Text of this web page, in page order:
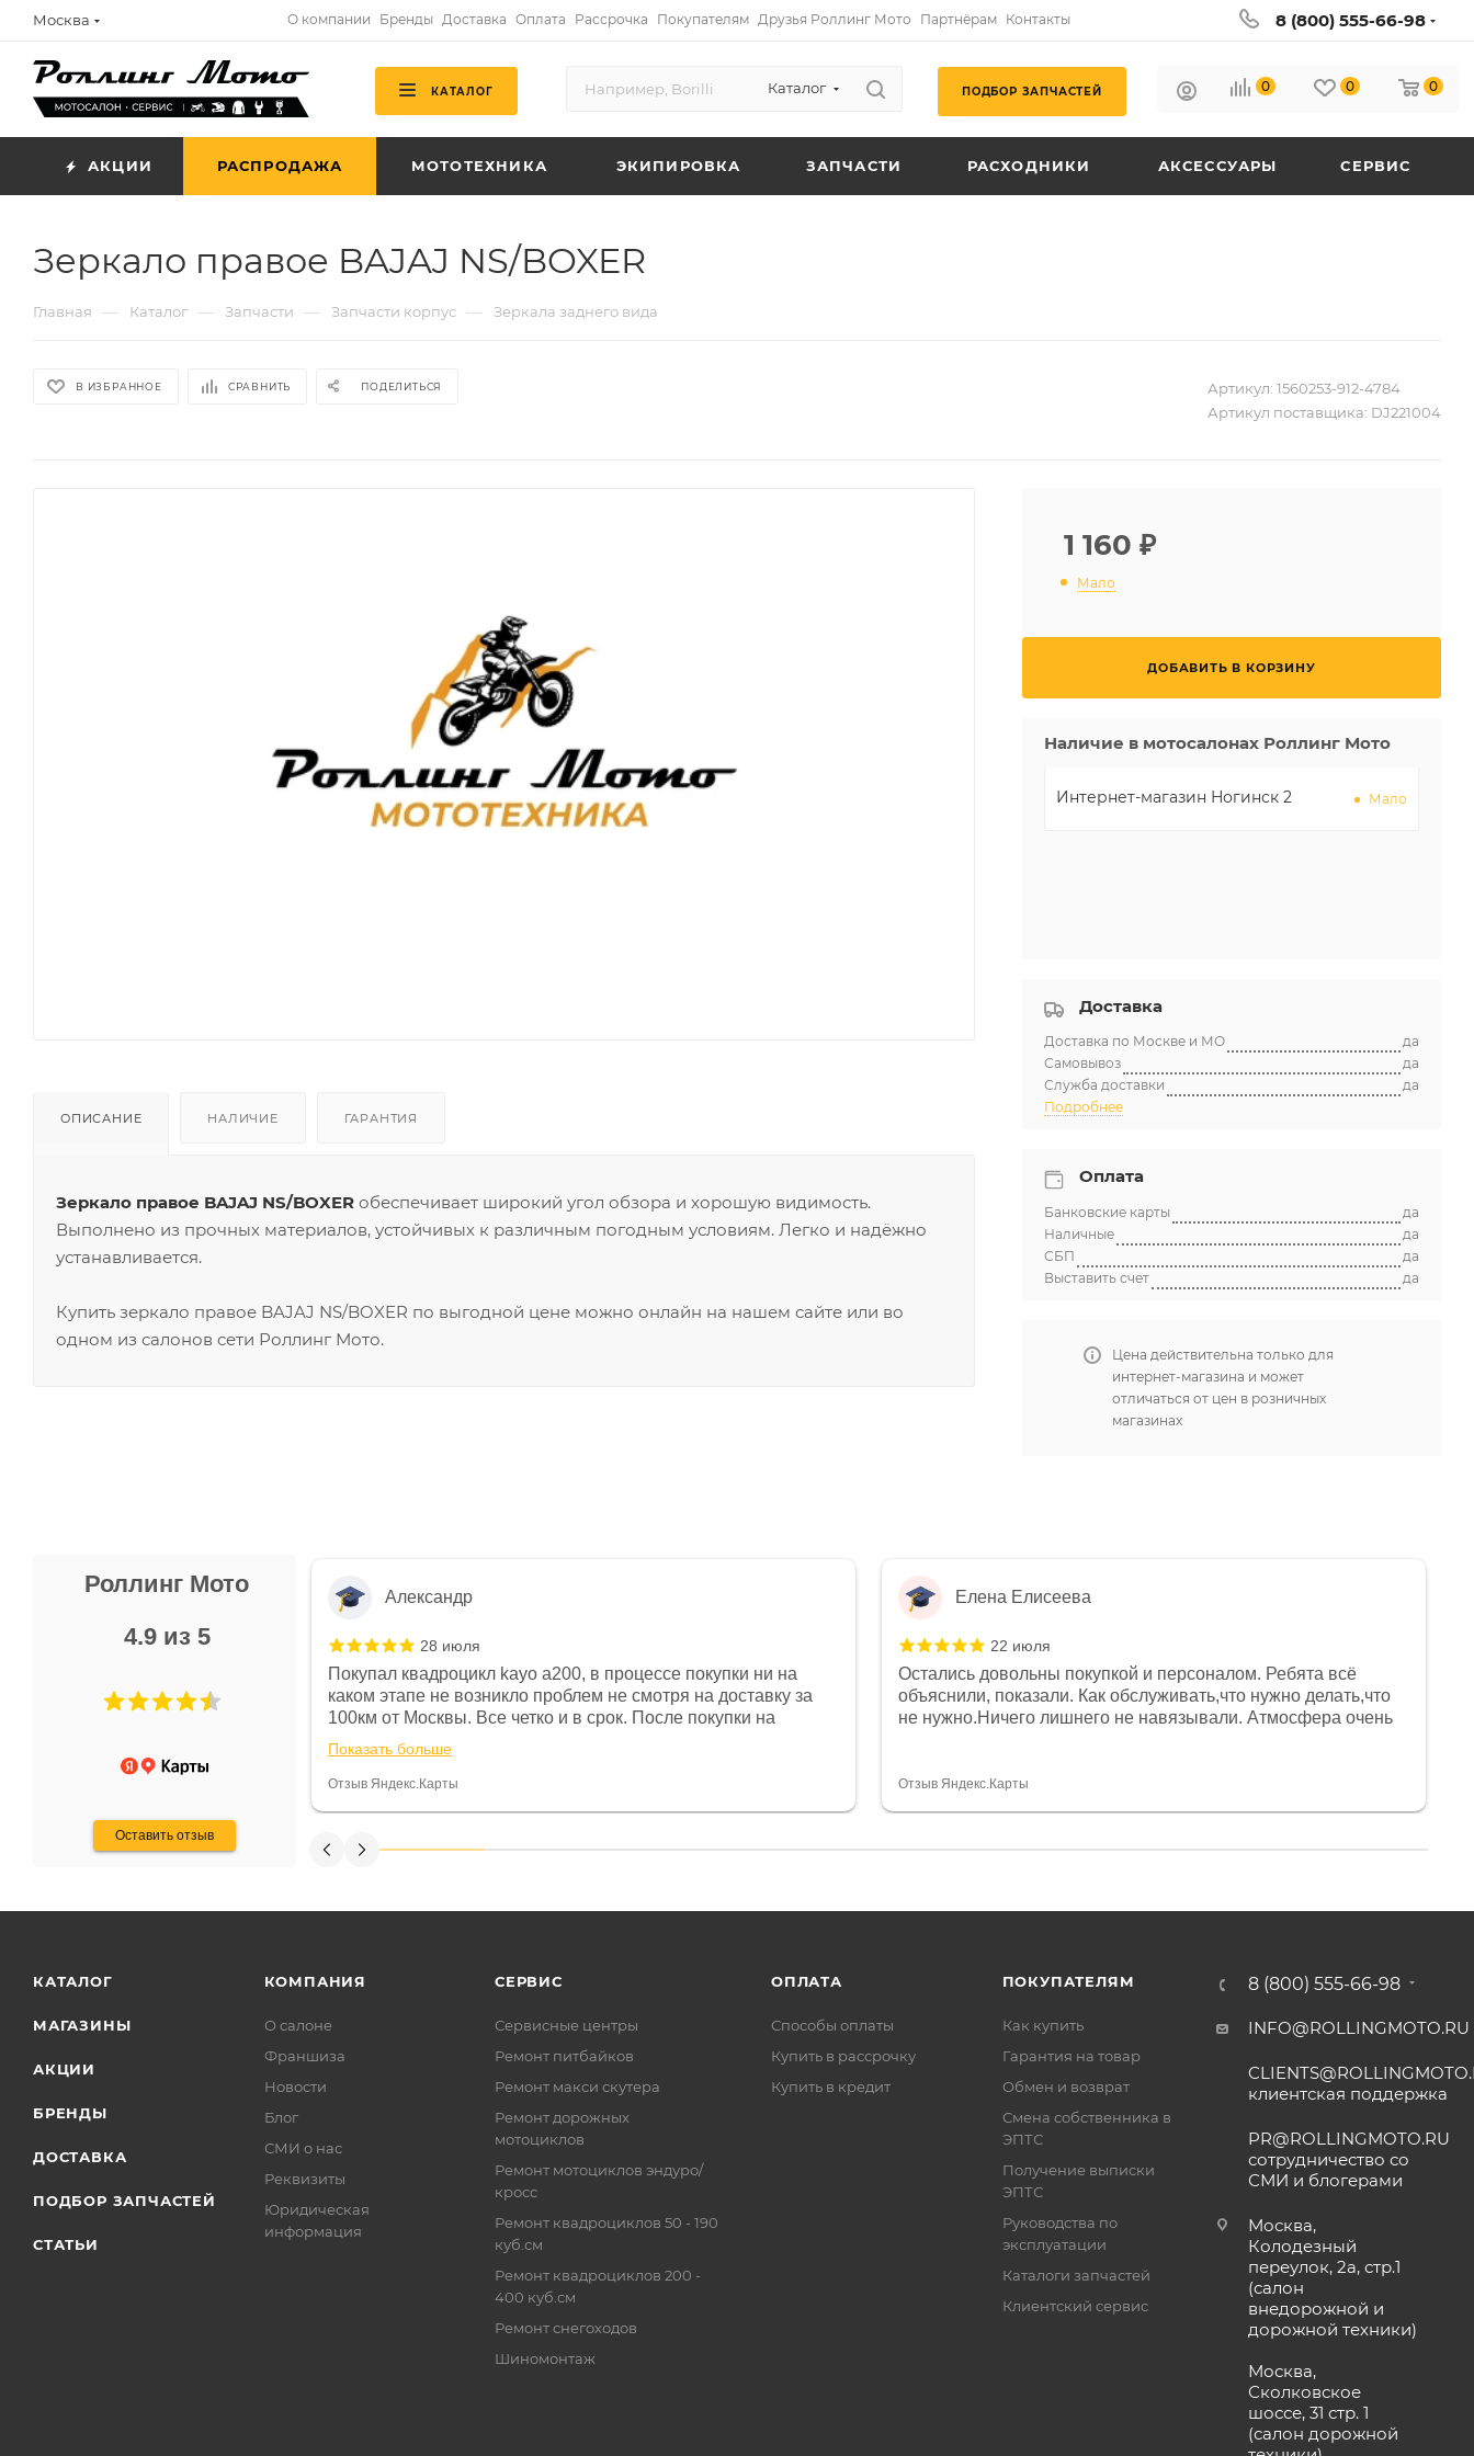
Москва О компании Бренды Доставка Оплата Рассрочка Покупателям Друзья Роллинг Мото Партнёрам Контакты 8 (800) 555-66-98
КАТАЛОГ Каталог ПОДБОР ЗАПЧАСТЕЙ 0 0 0
АКЦИИ РАСПРОДАЖА МОТОТЕХНИКА ЭКИПИРОВКА ЗАПЧАСТИ РАСХОДНИКИ АКСЕССУАРЫ СЕРВИС
Зеркало правое BAJAJ NS/BOXER
Главная — Каталог — Запчасти — Запчасти корпус — Зеркала заднего вида
В ИЗБРАННОЕ СРАВНИТЬ ПОДЕЛИТЬСЯ Артикул: 1560253-912-4784
Артикул поставщика: DJ221004
ОПИСАНИЕ НАЛИЧИЕ ГАРАНТИЯ
Зеркало правое BAJAJ NS/BOXER обеспечивает широкий угол обзора и хорошую видимость.
Выполнено из прочных материалов, устойчивых к различным погодным условиям. Легко и надёжно
устанавливается.
Купить зеркало правое BAJAJ NS/BOXER по выгодной цене можно онлайн на нашем сайте или во
одном из салонов сети Роллинг Мото.
1 160 ₽
Мало
ДОБАВИТЬ В КОРЗИНУ
Наличие в мотосалонах Роллинг Мото
Интернет-магазин Ногинск 2 Мало
Доставка
Доставка по Москве и МО
да
Самовывоз
да
Служба доставки
да
Подробнее
Оплата
Банковские карты
да
Наличные
да
СБП
да
Выставить счет
да
Цена действительна только для
интернет-магазина и может
отличаться от цен в розничных
магазинах
Роллинг Мото
4.9 из 5
Оставить отзыв
Не понравились условия
и дают только на год)
Александр
28 июля
Покупал квадроцикл kayo a200, в процессе покупки ни на
каком этапе не возникло проблем не смотря на доставку за
100км от Москвы. Все четко и в срок. После покупки на
спидометре всегда был 0, при этом представители магазина
постоянно были на связи и в итоге проблема была решена.
Считаю, что это говорит о небезразличии к клиенту после
Показать больше
Отзыв Яндекс.Карты
Елена Елисеева
22 июля
Остались довольны покупкой и персоналом. Ребята всё
объяснили, показали. Как обслуживать,что нужно делать,что
не нужно.Ничего лишнего не навязывали. Атмосфера очень
огромное спасибо Дмитрию, за клиентоориентированность и
Отзыв Яндекс.Карты
КАТАЛОГ
МАГАЗИНЫ
АКЦИИ
БРЕНДЫ
ДОСТАВКА
ПОДБОР ЗАПЧАСТЕЙ
СТАТЬИ
КОМПАНИЯ
О салоне
Франшиза
Новости
Блог
СМИ о нас
Реквизиты
Юридическая
информация
СЕРВИС
Сервисные центры
Ремонт питбайков
Ремонт макси скутера
Ремонт дорожных
мотоциклов
Ремонт мотоциклов эндуро/
кросс
Ремонт квадроциклов 50 - 190
куб.см
Ремонт квадроциклов 200 -
400 куб.см
Ремонт снегоходов
Шиномонтаж
ОПЛАТА
Способы оплаты
Купить в рассрочку
Купить в кредит
ПОКУПАТЕЛЯМ
Как купить
Гарантия на товар
Обмен и возврат
Смена собственника в
ЭПТС
Получение выписки
ЭПТС
Руководства по
эксплуатации
Каталоги запчастей
Клиентский сервис
8 (800) 555-66-98
INFO@ROLLINGMOTO.RU
клиентская поддержка
PR@ROLLINGMOTO.RU
сотрудничество со
СМИ и блогерами
Москва,
Колодезный
переулок, 2а, стр.1
(салон
внедорожной и
дорожной техники)
Москва,
Сколковское
шоссе, 31 стр. 1
(салон дорожной